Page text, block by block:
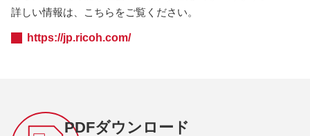
詳しい情報は、こちらをご覧ください。
https://jp.ricoh.com/
PDFダウンロード